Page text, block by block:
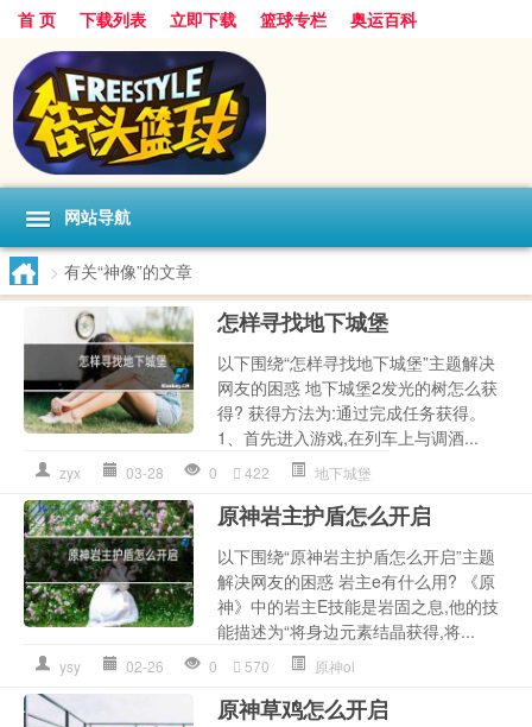
首 页 下载列表 立即下载 篮球专栏 奥运百科
网站导航
> 有关“神像”的文章
怎样寻找地下城堡
以下围绕“怎样寻找地下城堡”主题解决
网友的困惑 地下城堡2发光的树怎么获
得? 获得方法为:通过完成任务获得。
1、首先进入游戏,在列车上与调酒...
zyx 03-28 0 422 地下城堡
原神岩主护盾怎么开启
以下围绕“原神岩主护盾怎么开启”主题
解决网友的困惑 岩主e有什么用? 《原
神》中的岩主E技能是岩固之息,他的技
能描述为“将身边元素结晶获得,将...
ysy 02-26 0 570 原神ol
原神草鸡怎么开启